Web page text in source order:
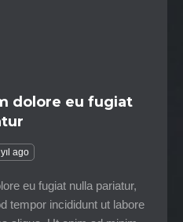
dolore eu fugiat
ago
eu fugiat nulla pariatur,
tempor incididunt ut labore